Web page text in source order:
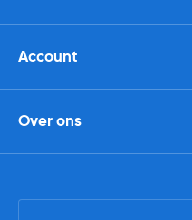
Account
Over ons